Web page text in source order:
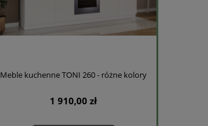
Meble kuchenne TONI 260 - różne kolory
1 910,00 zł